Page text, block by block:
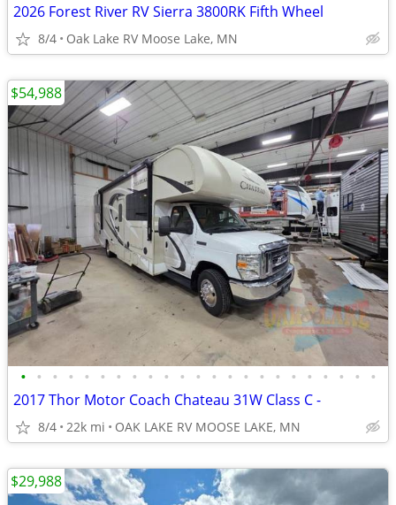
2026 Forest River RV Sierra 3800RK Fifth Wheel
8/4 Oak Lake RV Moose Lake, MN
• • • • • • • • • • • • • • • • • • • • • • •
2017 Thor Motor Coach Chateau 31W Class C -
8/4 22k mi OAK LAKE RV MOOSE LAKE, MN
$54,988
$29,988